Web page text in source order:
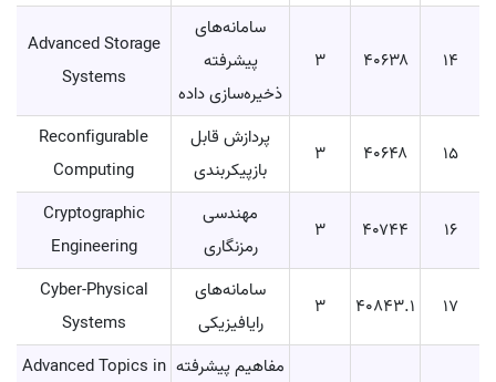
14 ۴۰۶۳۸ ۳
سامانه‌های
پیشرفته
ذخیره‌سازی داده
Advanced Storage
Systems
15 ۴۰۶۴۸ ۳
پردازش قابل
بازپیکربندی
Reconfigurable
Computing
16 ۴۰۷۴۴ ۳
مهندسی
رمزنگاری
Cryptographic
Engineering
17 ۴۰۸۴۳.۱ ۳
سامانه‌های
رایافیزیکی
Cyber-Physical
Systems
مفاهیم پیشرفته Advanced Topics in